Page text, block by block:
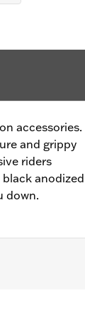
accessories.
and grippy
riders
anodized
down.